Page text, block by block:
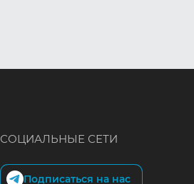
СОЦИАЛЬНЫЕ СЕТИ
Подписаться на нас